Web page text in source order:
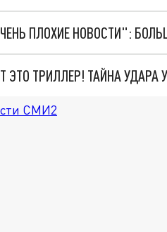
ЭТО ТРИЛЛЕР! ТАЙНА
СМИ2